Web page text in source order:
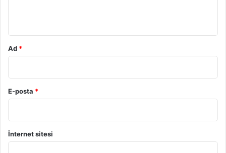
Ad *
E-posta *
İnternet sitesi